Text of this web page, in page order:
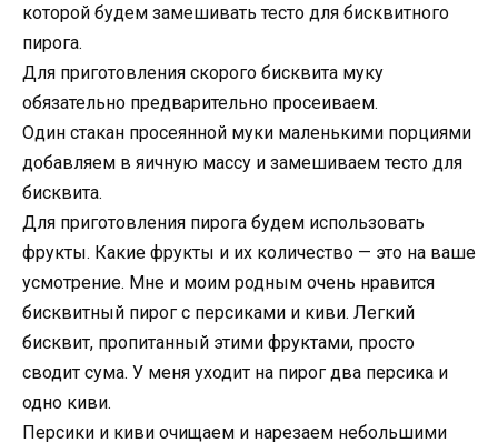
которой будем замешивать тесто для бисквитного
пирога.
Для приготовления скорого бисквита муку
обязательно предварительно просеиваем.
Один стакан просеянной муки маленькими порциями
добавляем в яичную массу и замешиваем тесто для
бисквита.
Для приготовления пирога будем использовать
фрукты. Какие фрукты и их количество — это на ваше
усмотрение. Мне и моим родным очень нравится
бисквитный пирог с персиками и киви. Легкий
бисквит, пропитанный этими фруктами, просто
сводит сума. У меня уходит на пирог два персика и
одно киви.
Персики и киви очищаем и нарезаем небольшими